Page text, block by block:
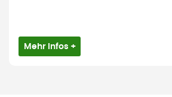
Mehr Infos +